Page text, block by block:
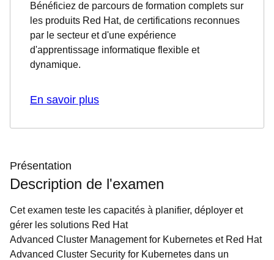
Présentation
Description de l'examen
Cet examen teste les capacités à planifier, déployer et
gérer les solutions Red Hat
Advanced Cluster Management for Kubernetes et Red Hat
Advanced Cluster Security for Kubernetes dans un
Bénéficiez de parcours de formation complets sur
les produits Red Hat, de certifications reconnues
par le secteur et d'une expérience
d'apprentissage informatique flexible et
dynamique.
En savoir plus